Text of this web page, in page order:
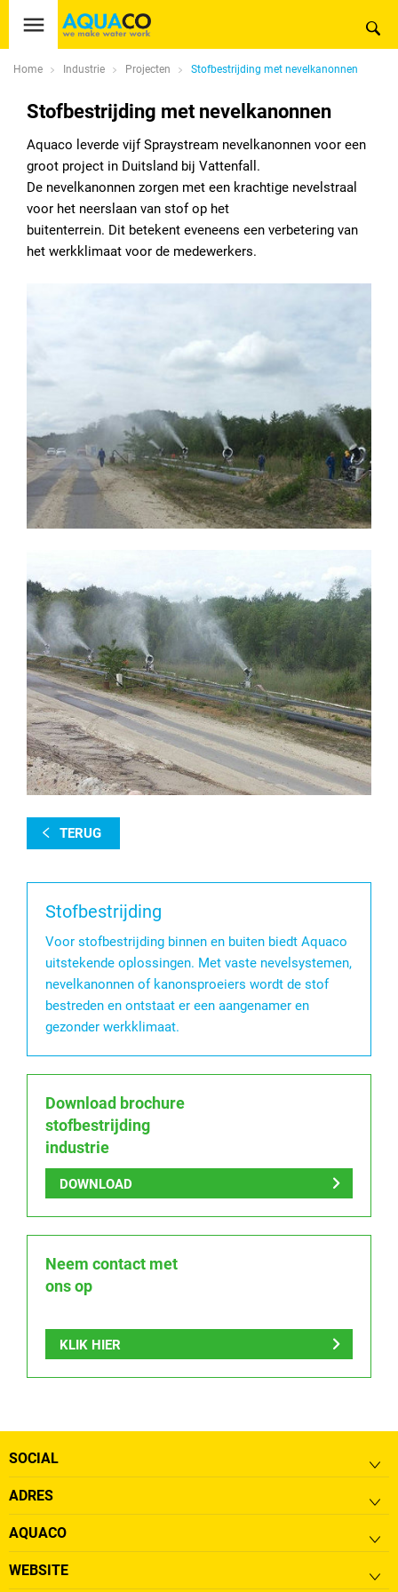
Home Industrie Projecten Stofbestrijding met nevelkanonnen
Stofbestrijding met nevelkanonnen
Aquaco leverde vijf Spraystream nevelkanonnen voor een
groot project in Duitsland bij Vattenfall.
De nevelkanonnen zorgen met een krachtige nevelstraal
voor het neerslaan van stof op het
buitenterrein. Dit betekent eveneens een verbetering van
het werkklimaat voor de medewerkers.
TERUG
Stofbestrijding
Voor stofbestrijding binnen en buiten biedt Aquaco
uitstekende oplossingen. Met vaste nevelsystemen,
nevelkanonnen of kanonsproeiers wordt de stof
bestreden en ontstaat er een aangenamer en
gezonder werkklimaat.
Download brochure
stofbestrijding
industrie
DOWNLOAD
Neem contact met
ons op
KLIK HIER
SOCIAL
ADRES
AQUACO
WEBSITE